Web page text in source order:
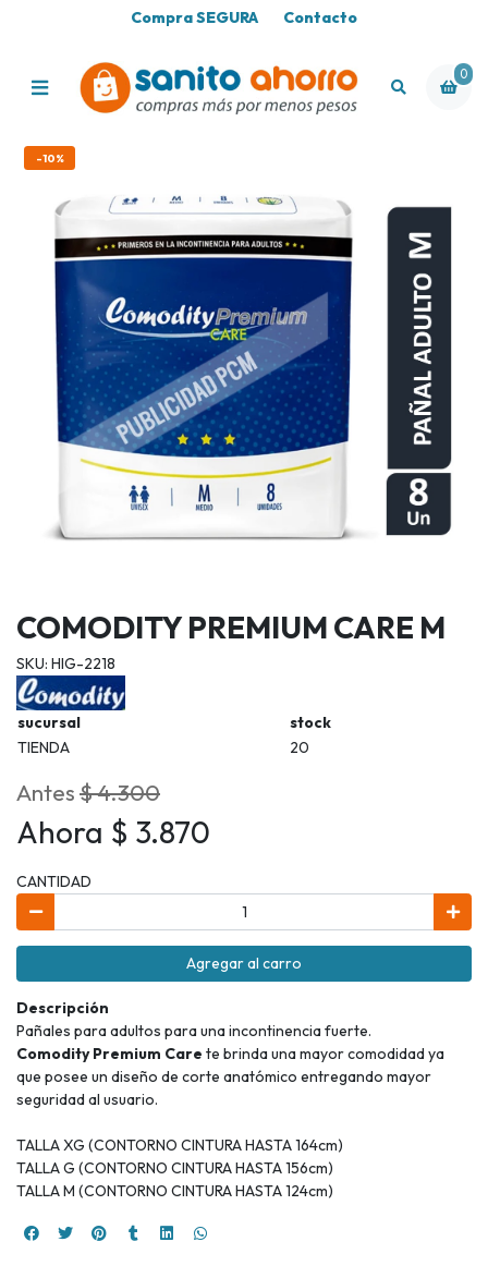
Compra SEGURA Contacto
0
-10%
COMODITY PREMIUM CARE M
SKU: HIG-2218
sucursal
stock
TIENDA
20
Antes$ 4.300
Ahora $ 3.870
CANTIDAD
Agregar al carro
Descripción
Pañales para adultos para una incontinencia fuerte.
Comodity Premium Care te brinda una mayor comodidad ya
que posee un diseño de corte anatómico entregando mayor
seguridad al usuario.
TALLA XG (CONTORNO CINTURA HASTA 164cm)
TALLA G (CONTORNO CINTURA HASTA 156cm)
TALLA M (CONTORNO CINTURA HASTA 124cm)